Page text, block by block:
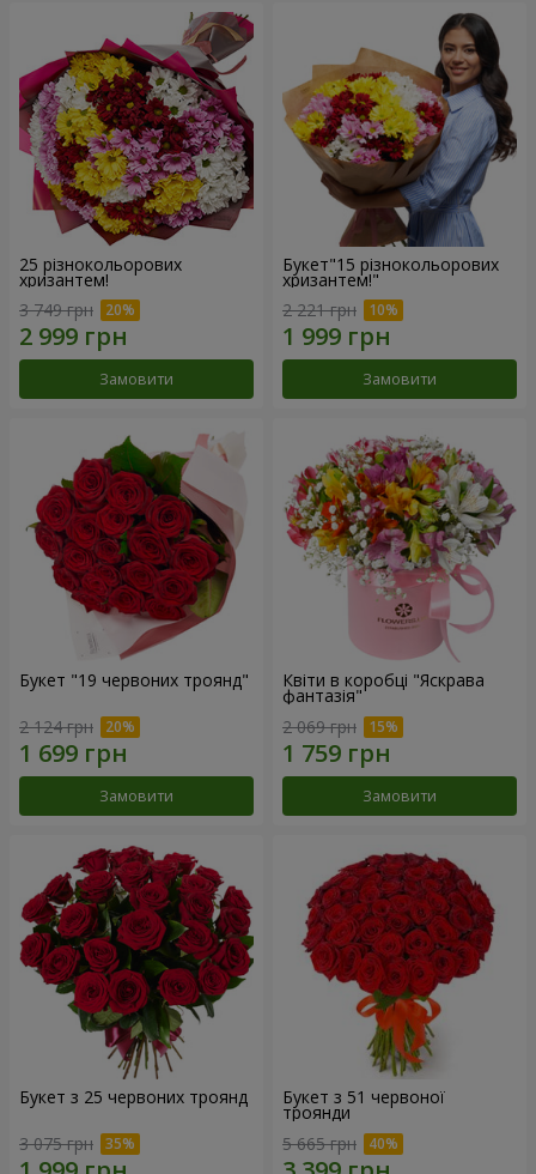
25 різнокольорових
хризантем!
3 749 грн
Замовити
Букет"15 різнокольорових
хризантем!"
2 221 грн
Замовити
Букет "19 червоних троянд"
2 124 грн
Замовити
Квіти в коробці "Яскрава
фантазія"
2 069 грн
Замовити
Букет з 25 червоних троянд
3 075 грн
Букет з 51 червоної
троянди
5 665 грн